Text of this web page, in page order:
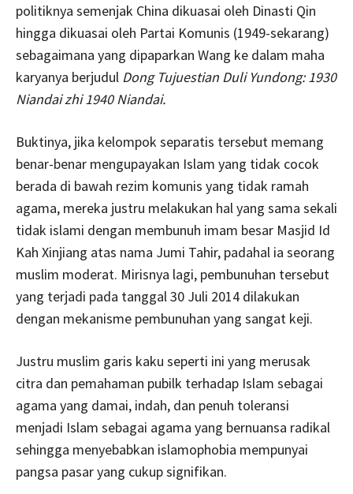
politiknya semenjak China dikuasai oleh Dinasti Qin
hingga dikuasai oleh Partai Komunis (1949-sekarang)
sebagaimana yang dipaparkan Wang ke dalam maha
karyanya berjudul Dong Tujuestian Duli Yundong: 1930
Niandai zhi 1940 Niandai.
Buktinya, jika kelompok separatis tersebut memang
benar-benar mengupayakan Islam yang tidak cocok
berada di bawah rezim komunis yang tidak ramah
agama, mereka justru melakukan hal yang sama sekali
tidak islami dengan membunuh imam besar Masjid Id
Kah Xinjiang atas nama Jumi Tahir, padahal ia seorang
muslim moderat. Mirisnya lagi, pembunuhan tersebut
yang terjadi pada tanggal 30 Juli 2014 dilakukan
dengan mekanisme pembunuhan yang sangat keji.
Justru muslim garis kaku seperti ini yang merusak
citra dan pemahaman pubilk terhadap Islam sebagai
agama yang damai, indah, dan penuh toleransi
menjadi Islam sebagai agama yang bernuansa radikal
sehingga menyebabkan islamophobia mempunyai
pangsa pasar yang cukup signifikan.